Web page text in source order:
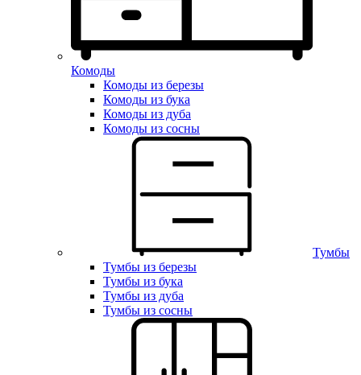
Комоды
Комоды из березы
Комоды из бука
Комоды из дуба
Комоды из сосны
Тумбы
Тумбы из березы
Тумбы из бука
Тумбы из дуба
Тумбы из сосны